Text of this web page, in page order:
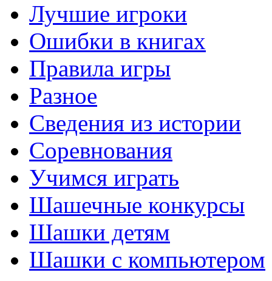
Лучшие игроки
Ошибки в книгах
Правила игры
Разное
Сведения из истории
Соревнования
Учимся играть
Шашечные конкурсы
Шашки детям
Шашки с компьютером